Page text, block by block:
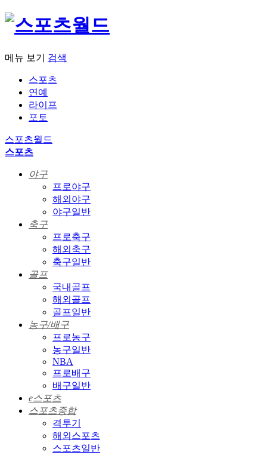
메뉴 보기 검색
스포츠
연예
라이프
포토
스포츠월드
스포츠
야구
프로야구
해외야구
야구일반
축구
프로축구
해외축구
축구일반
골프
국내골프
해외골프
골프일반
농구/배구
프로농구
농구일반
NBA
프로배구
배구일반
e스포츠
스포츠종합
격투기
해외스포츠
스포츠일반